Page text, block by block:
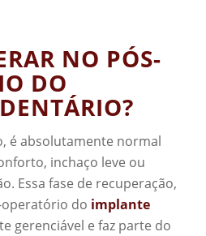
NO PÓS-
DO
é absolutamente normal
inchaço leve ou
Essa fase de recuperação,
do implante
gerenciável e faz parte do